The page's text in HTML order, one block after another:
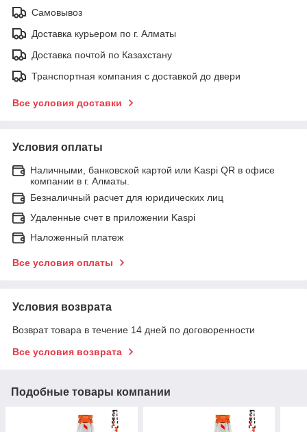
Самовывоз
Доставка курьером по г. Алматы
Доставка почтой по Казахстану
Транспортная компания с доставкой до двери
Все условия доставки
Условия оплаты
Наличными, банковской картой или Kaspi QR в офисе
компании в г. Алматы.
Безналичный расчет для юридических лиц
Удаленные счет в приложении Kaspi
Наложенный платеж
Все условия оплаты
Условия возврата
Возврат товара в течение 14 дней по договоренности
Все условия возврата
Подобные товары компании